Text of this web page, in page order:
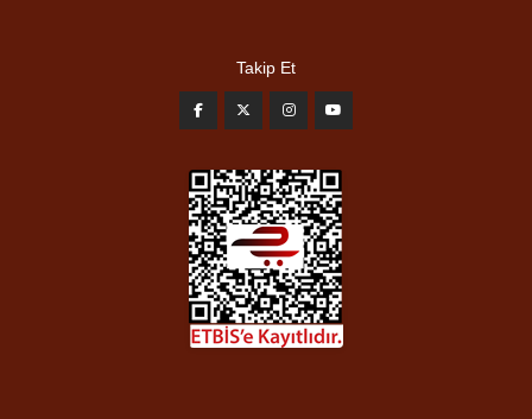
Takip Et